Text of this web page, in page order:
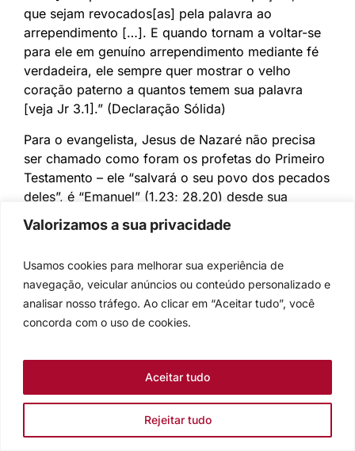
Valorizamos a sua privacidade
Usamos cookies para melhorar sua experiência de
navegação, veicular anúncios ou conteúdo personalizado e
analisar nosso tráfego. Ao clicar em “Aceitar tudo”, você
concorda com o uso de cookies.
Rejeitar tudo
Aceitar tudo
que sejam revocados[as] pela palavra ao
arrependimento […]. E quando tornam a voltar-se
para ele em genuíno arrependimento mediante fé
verdadeira, ele sempre quer mostrar o velho
coração paterno a quantos temem sua palavra
[veja Jr 3.1].” (Declaração Sólida)
Para o evangelista, Jesus de Nazaré não precisa
ser chamado como foram os profetas do Primeiro
Testamento – ele “salvará o seu povo dos pecados
deles”, é “Emanuel” (1.23; 28.20) desde sua
concepção (Mt 1.18.20-3). O que foi preciso era
que fosse proclamado como tal em público e com
encarrega. Que Jesus não pode ser comparado
com os profetas, e muito menos ainda com os
doze, se demonstra no fato de que não recebe
envio. Consequentemente segue a prova inicial
com seu afã poimênico-eclesial, ao futuro
imediato da congregação dos batizados.